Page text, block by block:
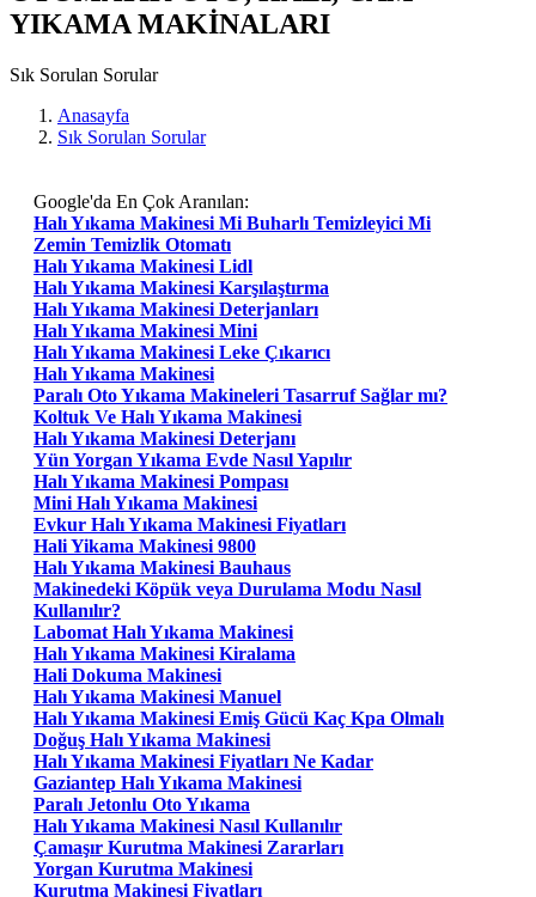
YIKAMA MAKİNALARI
Sık Sorulan Sorular
Anasayfa
Sık Sorulan Sorular
Google'da En Çok Aranılan:
Halı Yıkama Makinesi Mi Buharlı Temizleyici Mi
Zemin Temizlik Otomatı
Halı Yıkama Makinesi Lidl
Halı Yıkama Makinesi Karşılaştırma
Halı Yıkama Makinesi Deterjanları
Halı Yıkama Makinesi Mini
Halı Yıkama Makinesi Leke Çıkarıcı
Halı Yıkama Makinesi
Paralı Oto Yıkama Makineleri Tasarruf Sağlar mı?
Koltuk Ve Halı Yıkama Makinesi
Halı Yıkama Makinesi Deterjanı
Yün Yorgan Yıkama Evde Nasıl Yapılır
Halı Yıkama Makinesi Pompası
Mini Halı Yıkama Makinesi
Evkur Halı Yıkama Makinesi Fiyatları
Hali Yikama Makinesi 9800
Halı Yıkama Makinesi Bauhaus
Makinedeki Köpük veya Durulama Modu Nasıl
Kullanılır?
Labomat Halı Yıkama Makinesi
Halı Yıkama Makinesi Kiralama
Hali Dokuma Makinesi
Halı Yıkama Makinesi Manuel
Halı Yıkama Makinesi Emiş Gücü Kaç Kpa Olmalı
Doğuş Halı Yıkama Makinesi
Halı Yıkama Makinesi Fiyatları Ne Kadar
Gaziantep Halı Yıkama Makinesi
Paralı Jetonlu Oto Yıkama
Halı Yıkama Makinesi Nasıl Kullanılır
Çamaşır Kurutma Makinesi Zararları
Yorgan Kurutma Makinesi
Kurutma Makinesi Fiyatları